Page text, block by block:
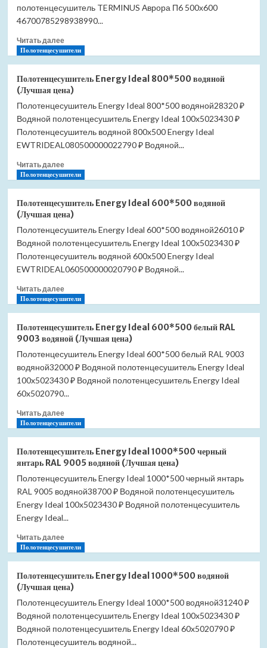
полотенцесушитель TERMINUS Аврора П6 500х600
46700785298938990...
Читать далееПрочитать
больше
Полотенцесушитель
Energy
Mix
500*500
водяной
(Лучшая
цена)
Полотенцесушители
Полотенцесушитель Energy Ideal 800*500 водяной
(Лучшая цена)
Полотенцесушитель Energy Ideal 800*500 водяной28320 ₽
Водяной полотенцесушитель Energy Ideal 100x5023430 ₽
Полотенцесушитель водяной 800x500 Energy Ideal
EWTRIDEAL080500000022790 ₽ Водяной...
Читать далееПрочитать
больше
Полотенцесушитель
Energy
Ideal
800*500
водяной
(Лучшая
цена)
Полотенцесушители
Полотенцесушитель Energy Ideal 600*500 водяной
(Лучшая цена)
Полотенцесушитель Energy Ideal 600*500 водяной26010 ₽
Водяной полотенцесушитель Energy Ideal 100x5023430 ₽
Полотенцесушитель водяной 600x500 Energy Ideal
EWTRIDEAL060500000020790 ₽ Водяной...
Читать далееПрочитать
больше
Полотенцесушитель
Energy
Ideal
600*500
водяной
(Лучшая
цена)
Полотенцесушители
Полотенцесушитель Energy Ideal 600*500 белый RAL
9003 водяной (Лучшая цена)
Полотенцесушитель Energy Ideal 600*500 белый RAL 9003
водяной32000 ₽ Водяной полотенцесушитель Energy Ideal
100x5023430 ₽ Водяной полотенцесушитель Energy Ideal
60x5020790...
Читать далееПрочитать
больше
Полотенцесушитель
Energy
Ideal
600*500
белый
RAL
(Лучшая
цена)
Полотенцесушители
Полотенцесушитель Energy Ideal 1000*500 черный
янтарь RAL 9005 водяной (Лучшая цена)
Полотенцесушитель Energy Ideal 1000*500 черный янтарь
RAL 9005 водяной38700 ₽ Водяной полотенцесушитель
Energy Ideal 100x5023430 ₽ Водяной полотенцесушитель
Energy Ideal...
Читать далееПрочитать
больше
Полотенцесушитель
Energy
Ideal
1000*500
черный
янтарь
Полотенцесушители
Полотенцесушитель Energy Ideal 1000*500 водяной
(Лучшая цена)
Полотенцесушитель Energy Ideal 1000*500 водяной31240 ₽
Водяной полотенцесушитель Energy Ideal 100x5023430 ₽
Водяной полотенцесушитель Energy Ideal 60x5020790 ₽
Полотенцесушитель водяной...